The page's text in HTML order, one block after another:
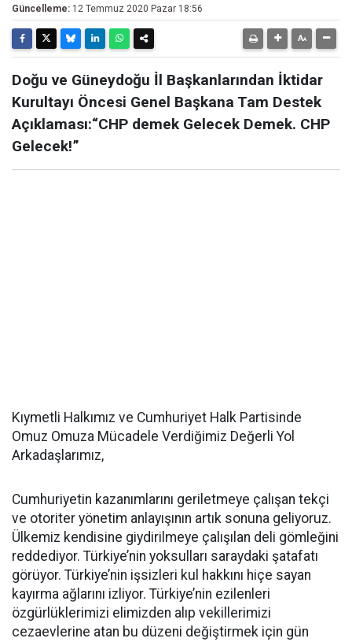
Güncelleme: 12 Temmuz 2020 Pazar 18:56
Doğu ve Güneydoğu İl Başkanlarından İktidar
Kurultayı Öncesi Genel Başkana Tam Destek
Açıklaması:“CHP demek Gelecek Demek. CHP
Gelecek!”
Kıymetli Halkımız ve Cumhuriyet Halk Partisinde
Omuz Omuza Mücadele Verdiğimiz Değerli Yol
Arkadaşlarımız,
Cumhuriyetin kazanımlarını geriletmeye çalışan tekçi
ve otoriter yönetim anlayışının artık sonuna geliyoruz.
Ülkemiz kendisine giydirilmeye çalışılan deli gömleğini
reddediyor. Türkiye’nin yoksulları saraydaki şatafatı
görüyor. Türkiye’nin işsizleri kul hakkını hiçe sayan
kayırma ağlarını izliyor. Türkiye’nin ezilenleri
özgürlüklerimizi elimizden alıp vekillerimizi
cezaevlerine atan bu düzeni değiştirmek için gün